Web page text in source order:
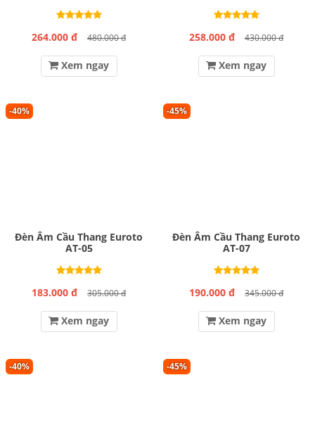
264.000 đ 480.000 đ
Xem ngay
258.000 đ 430.000 đ
Xem ngay
-40%
Đèn Âm Cầu Thang Euroto
AT-05
183.000 đ 305.000 đ
Xem ngay
-45%
Đèn Âm Cầu Thang Euroto
AT-07
190.000 đ 345.000 đ
Xem ngay
-40% -45%